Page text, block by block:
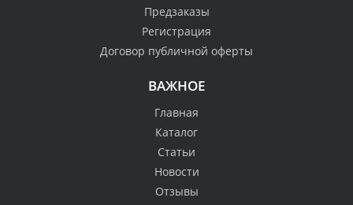
Предзаказы
Регистрация
Договор публичной оферты
ВАЖНОЕ
Главная
Каталог
Статьи
Новости
Отзывы